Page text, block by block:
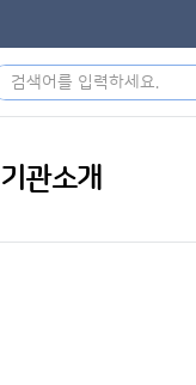
기관소개